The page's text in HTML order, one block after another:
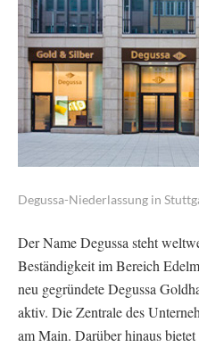
Degussa-Niederlassung in
Der Name Degussa steht
Beständigkeit im Bereich
neu gegründete Degussa
aktiv. Die Zentrale des
am Main. Darüber hinaus